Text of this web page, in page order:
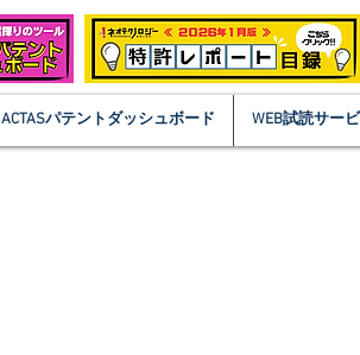
ACTASパテントダッシュボード WEB試読サー